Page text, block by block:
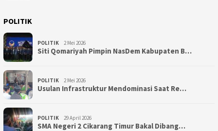
POLITIK
POLITIK 2 Mei 2026
Siti Qomariyah Pimpin NasDem Kabupaten B…
POLITIK 2 Mei 2026
Usulan Infrastruktur Mendominasi Saat Re…
POLITIK 29 April 2026
SMA Negeri 2 Cikarang Timur Bakal Dibang…